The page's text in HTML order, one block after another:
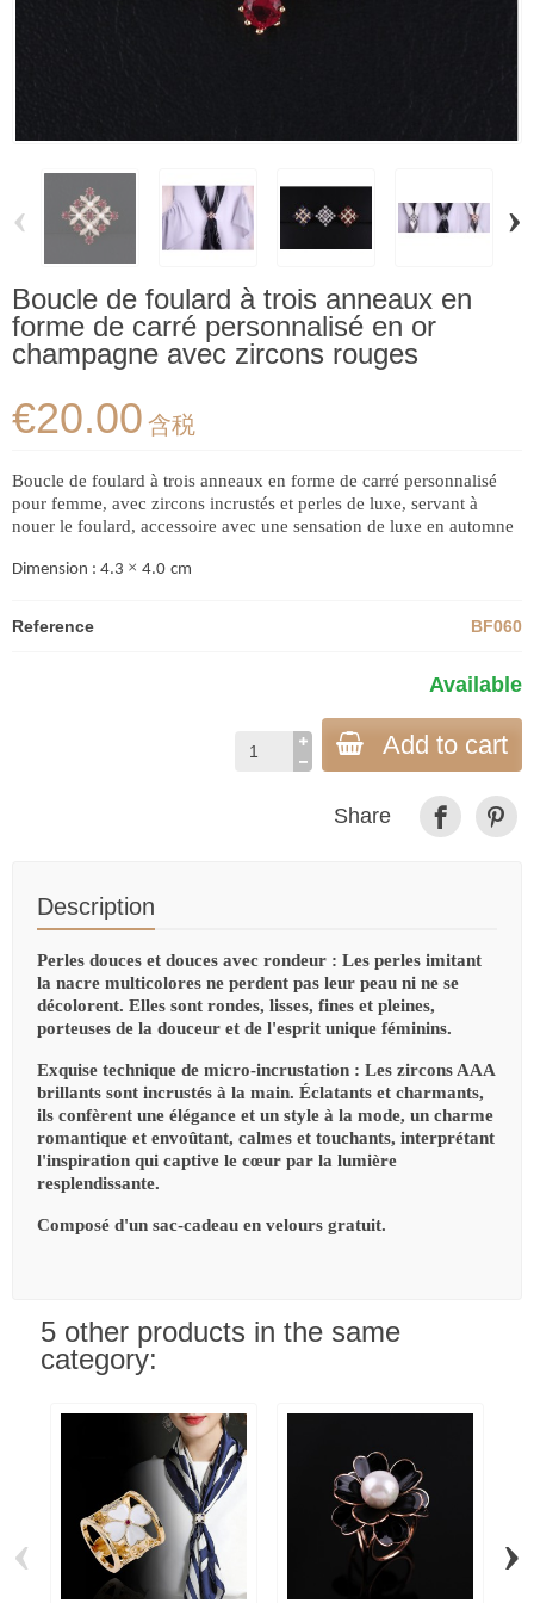
‹ ›
Boucle de foulard à trois anneaux en
forme de carré personnalisé en or
champagne avec zircons rouges
€20.00 含税
Boucle de foulard à trois anneaux en forme de carré personnalisé
pour femme, avec zircons incrustés et perles de luxe, servant à
nouer le foulard, accessoire avec une sensation de luxe en automne
Dimension : 4.3 × 4.0 cm
Reference BF060
Available
Add to cart
Share
Description
Perles douces et douces avec rondeur : Les perles imitant
la nacre multicolores ne perdent pas leur peau ni ne se
décolorent. Elles sont rondes, lisses, fines et pleines,
porteuses de la douceur et de l'esprit unique féminins.
Exquise technique de micro-incrustation : Les zircons AAA
brillants sont incrustés à la main. Éclatants et charmants,
ils confèrent une élégance et un style à la mode, un charme
romantique et envoûtant, calmes et touchants, interprétant
l'inspiration qui captive le cœur par la lumière
resplendissante.
Composé d'un sac-cadeau en velours gratuit.
5 other products in the same
category:
‹ ›